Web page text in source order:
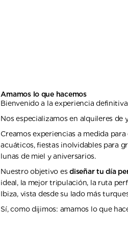
Amamos lo que hacemos
Bienvenido a la experiencia
Nos especializamos en alquileres
Creamos experiencias a medida
acuáticos, fiestas inolvidables para
lunas de miel y aniversarios.
Nuestro objetivo esdiseñar tu día
ideal, la mejor tripulación, la ruta
Ibiza, vista desde su lado más
Sí, como dijimos: amamos lo que